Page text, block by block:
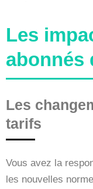
Les
abonnés
Les
tarifs
Vous avez la
les nouvelles